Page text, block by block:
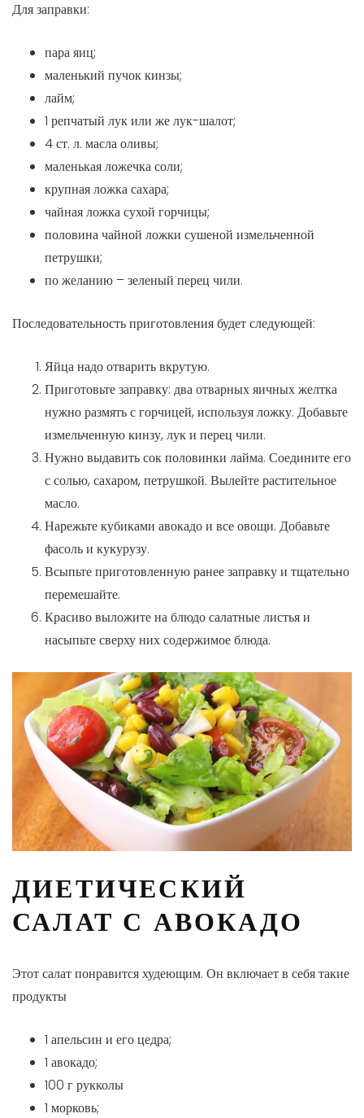
Для заправки:
пара яиц;
маленький пучок кинзы;
лайм;
1 репчатый лук или же лук-шалот;
4 ст. л. масла оливы;
маленькая ложечка соли;
крупная ложка сахара;
чайная ложка сухой горчицы;
половина чайной ложки сушеной измельченной
петрушки;
по желанию – зеленый перец чили.
Последовательность приготовления будет следующей:
Яйца надо отварить вкрутую.
Приготовьте заправку: два отварных яичных желтка
нужно размять с горчицей, используя ложку. Добавьте
измельченную кинзу, лук и перец чили.
Нужно выдавить сок половинки лайма. Соедините его
с солью, сахаром, петрушкой. Вылейте растительное
масло.
Нарежьте кубиками авокадо и все овощи. Добавьте
фасоль и кукурузу.
Всыпьте приготовленную ранее заправку и тщательно
перемешайте.
Красиво выложите на блюдо салатные листья и
насыпьте сверху них содержимое блюда.
ДИЕТИЧЕСКИЙ
САЛАТ С АВОКАДО
Этот салат понравится худеющим. Он включает в себя такие
продукты
1 апельсин и его цедра;
1 авокадо;
100 г рукколы
1 морковь;